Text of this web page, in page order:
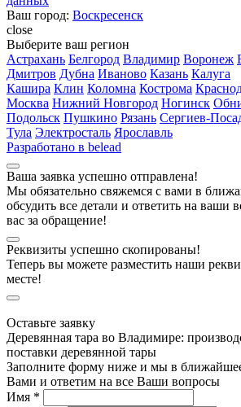
Ваш город: Воскресенск
close
Выберите ваш регион
Астрахань Белгород Владимир Воронеж
Дмитров Дубна Иваново Казань Калуга
Кашира Клин Коломна Кострома
Москва Нижний Новгород Ногинск
Подольск Пушкино Рязань Сергиев-
Тула Электросталь Ярославль
Разработано в belead
Ваша заявка успешно отправлена!
Мы обязательно свяжемся с вами в
обсудить все детали и ответить на ваши
вас за обращение!
Реквизиты успешно скопированы!
Теперь вы можете разместить наши
месте!
Оставьте заявку
Деревянная тара во Владимире:
поставки деревянной тары
Заполните форму ниже и мы в
Вами и ответим на все Ваши вопросы
Имя *